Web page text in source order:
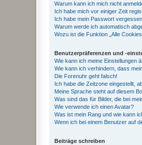
Warum kann ich mich nicht
Ich habe mich vor einiger Zeit
Ich habe mein Passwort
Warum werde ich automatisch
Wozu ist die Funktion „Alle
Benutzerpräferenzen und -
Wie kann ich meine Einstellungen
Wie kann ich verhindern, dass
Die Forenuhr geht falsch!
Ich habe die Zeitzone eingestellt,
Meine Sprache steht auf diesem
Was sind das für Bilder, die bei
Wie verwende ich einen Avatar?
Was ist mein Rang und wie kann
Wenn ich bei einem Benutzer auf
Beiträge schreiben